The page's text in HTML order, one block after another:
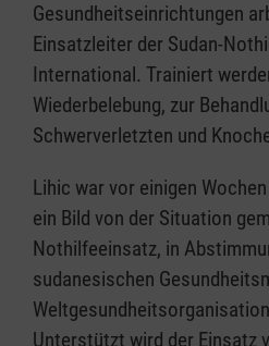
Gesundheitseinrichtungen
Einsatzleiter der Sudan-
International. Trainiert
Wiederbelebung, zur
Schwerverletzten und
Lihic war vor einigen
ein Bild von der Situation
Nothilfeeinsatz, in
sudanesischen
Unterstützt wird der Einsatz